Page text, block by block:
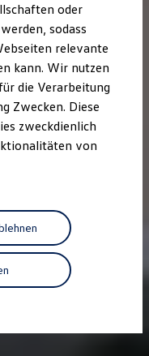
Privatkunden
Gewerbekunden
oder
sodass
relevante
kann. Wir nutzen
die Verarbeitung
Zwecken. Diese
zweckdienlich
von